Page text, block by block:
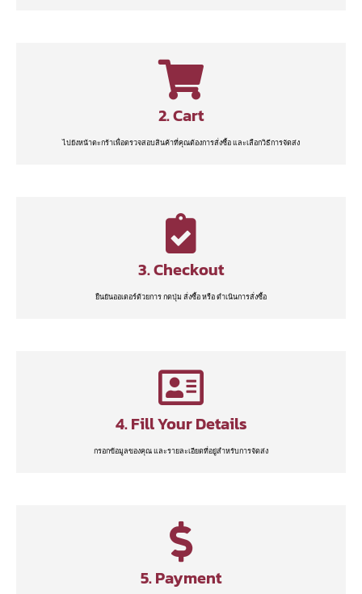
2. Cart
ไปยังหน้าตะกร้าเพื่อตรวจสอบสินค้าที่คุณต้องการสั่งซื้อ และเลือกวิธีการจัดส่ง
3. Checkout
ยืนยันออเดอร์ด้วยการ กดปุ่ม สั่งซื้อ หรือ ดำเนินการสั่งซื้อ
4. Fill Your Details
กรอกข้อมูลของคุณ และรายละเอียดที่อยู่สำหรับการจัดส่ง
5. Payment